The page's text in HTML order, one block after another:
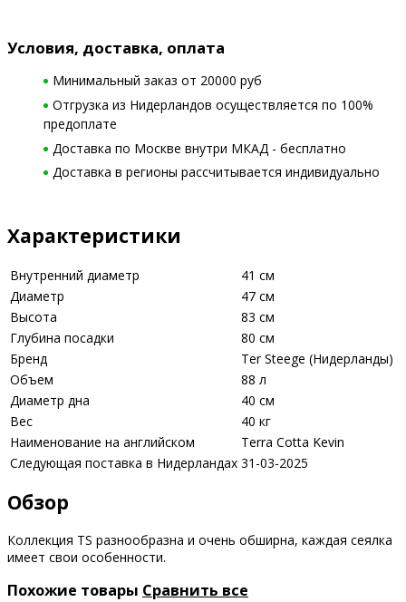
Условия, доставка, оплата
Минимальный заказ от 20000 руб
Отгрузка из Нидерландов осуществляется по 100%
предоплате
Доставка по Москве внутри МКАД - бесплатно
Доставка в регионы рассчитывается индивидуально
Характеристики
Внутренний диаметр
41 см
Диаметр
47 см
Высота
83 см
Глубина посадки
80 см
Бренд
Ter Steege (Нидерланды)
Объем
88 л
Диаметр дна
40 см
Вес
40 кг
Наименование на английском
Terra Cotta Kevin
Следующая поставка в Нидерландах 31-03-2025
Обзор
Коллекция TS разнообразна и очень обширна, каждая сеялка
имеет свои особенности.
Похожие товары Сравнить все